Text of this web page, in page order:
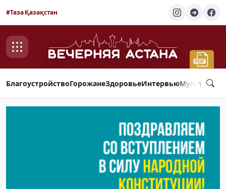
#Таза Қазақстан
БлагоустройствоГорожанеЗдоровьеИнтервью